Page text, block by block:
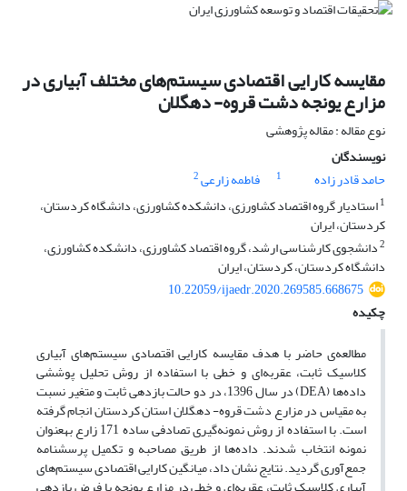
مقایسه کارایی اقتصادی سیستم‌های مختلف آبیاری در
مزارع یونجه دشت قروه- دهگلان
نوع مقاله : مقاله پژوهشی
نویسندگان
حامد قادر زاده
1 فاطمه زارعی2
1استادیار گروه اقتصاد کشاورزی، دانشکده کشاورزی،‌ دانشگاه کردستان،
کردستان، ایران
2دانشجوی کارشناسی ارشد، گروه اقتصاد کشاورزی، دانشکده کشاورزی،‌
دانشگاه کردستان، کردستان، ایران
10.22059/ijaedr.2020.269585.668675
چکیده
مطالعه‌ی حاضر با هدف مقایسه کارایی اقتصادی سیستم‌های آبیاری
کلاسیک ثابت، عقربه‌ای و خطی با استفاده از روش تحلیل پوششی
داده‌ها (DEA) در سال 1396، در دو حالت بازدهی ثابت و متغیر نسبت
به مقیاس در مزارع دشت قروه- دهگلان استان کردستان انجام گرفته
است. با استفاده از روش نمونه‌گیری تصادفی ساده 171 زارع به­عنوان
نمونه انتخاب شدند. داده‌ها از طریق مصاحبه و تکمیل پرسشنامه
جمع‌آوری گردید. نتایج نشان داد، میانگین کارایی اقتصادی سیستم‌های